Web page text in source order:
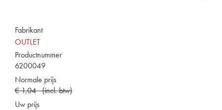
Fabrikant
OUTLET
Productnummer
6200049
Normale prijs
€1,04 (incl. btw)
Uw prijs